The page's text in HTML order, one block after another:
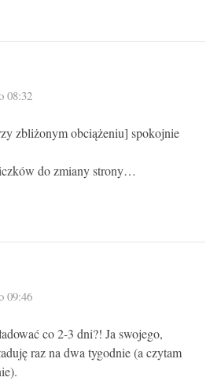
08:32
zbliżonym obciążeniu] spokojnie
do zmiany strony…
09:46
co 2-3 dni?! Ja swojego,
raz na dwa tygodnie (a czytam